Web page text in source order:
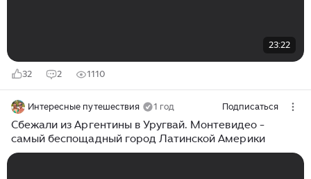
23:22
32 2 1110
Интересные путешествия 1 год Подписаться
Сбежали из Аргентины в Уругвай. Монтевидео -
самый беспощадный город Латинской Америки